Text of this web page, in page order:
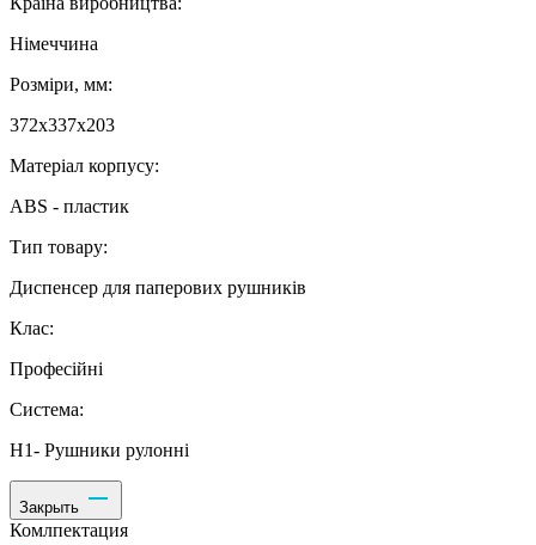
Німеччина
Розміри, мм:
372х337х203
Матеріал корпусу:
ABS - пластик
Тип товару:
Диспенсер для паперових рушників
Клас:
Професійні
Система:
H1- Рушники рулонні
Закрыть
Комлпектация